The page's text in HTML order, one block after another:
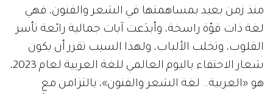
منذ زمن بعيد بمساهمتها في الشعر والفنون، فهي
لغة ذات قوّة راسخة، وأبدَعت آيات جمالية رائعة تأسر
القلوب، وتخلب الألباب، ولهذا السبب تقرر أن يكون
شعار الاحتفاء باليوم العالمي للغة العربية لعام 2023،
هو «العربية.. لغة الشعر والفنون»، بالتزامن مع